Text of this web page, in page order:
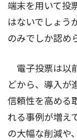
端末を用いて投
はないでしょう
のみでしか認め
電子投票は以
どから、導入が
信頼性を高める
れる事例が増え
の大幅な削減や